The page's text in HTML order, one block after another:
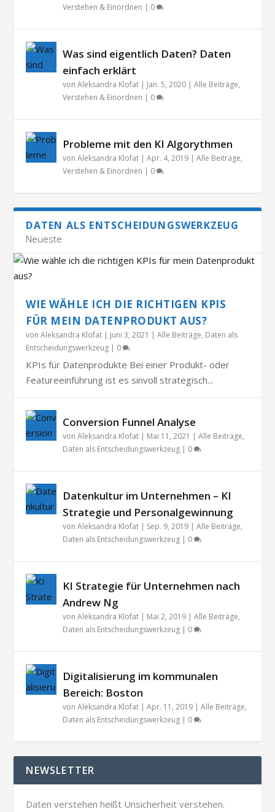
Verstehen & Einordnen | 0
Was sind eigentlich Daten? Daten
einfach erklärt
vonAleksandra Klofat | Jan. 5, 2020 |Alle Beiträge,
Verstehen & Einordnen | 0
Probleme mit den KI Algorythmen
vonAleksandra Klofat |Apr. 4, 2019 |Alle Beiträge,
Verstehen & Einordnen | 0
DATEN ALS ENTSCHEIDUNGSWERKZEUG
Neueste
WIE WÄHLE ICH DIE RICHTIGEN KPIS
FÜR MEIN DATENPRODUKT AUS?
vonAleksandra Klofat | Juni 3, 2021 |Alle Beiträge, Daten als
Entscheidungswerkzeug | 0
KPIs für Datenprodukte Bei einer Produkt- oder
Featureeinführung ist es sinvoll strategisch...
Conversion Funnel Analyse
vonAleksandra Klofat | Mai 11, 2021 |Alle Beiträge,
Daten als Entscheidungswerkzeug | 0
Datenkultur im Unternehmen – KI
Strategie und Personalgewinnung
vonAleksandra Klofat | Sep. 9, 2019 |Alle Beiträge,
Daten als Entscheidungswerkzeug | 0
KI Strategie für Unternehmen nach
Andrew Ng
vonAleksandra Klofat | Mai 2, 2019 |Alle Beiträge,
Daten als Entscheidungswerkzeug | 0
Digitalisierung im kommunalen
Bereich: Boston
vonAleksandra Klofat |Apr. 11, 2019 |Alle Beiträge,
Daten als Entscheidungswerkzeug | 0
NEWSLETTER
Daten verstehen heißt Unsicherheit verstehen.